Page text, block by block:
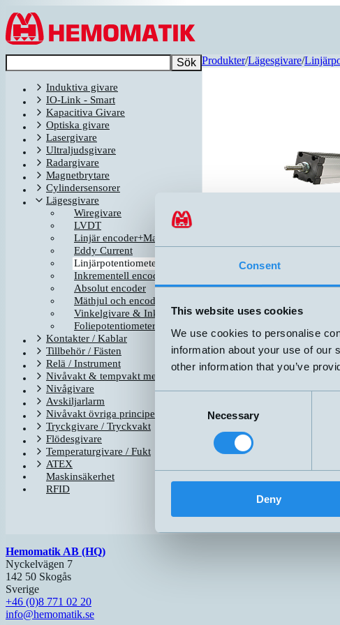
Consent
This website uses cookies
We use cookies to personalise
information about your use of our
other information that you’ve
Selection
Necessary
Deny
Hoppa till innehållet
Sök
Induktiva givare
IO-Link - Smart
Kapacitiva Givare
Optiska givare
Lasergivare
Ultraljudsgivare
Radargivare
Magnetbrytare
Cylindersensorer
Lägesgivare
Wiregivare
LVDT
Linjär encoder+Magnetband
Eddy Current
Linjärpotentiometer
Inkrementell encoder
Absolut encoder
Mäthjul och encodertillbehör
Vinkelgivare & Inklinometer
Foliepotentiometer
Kontakter / Kablar
Tillbehör / Fästen
Relä / Instrument
Nivåvakt & tempvakt med flottör
Nivågivare
Avskiljarlarm
Nivåvakt övriga principer
Tryckgivare / Tryckvakt
Flödesgivare
Temperaturgivare / Fukt
ATEX
Maskinsäkerhet
RFID
Produkter/Lägesgivare/
Relaterade produkter
LFR2-050-A-2M-E065
LTM-150-5K
LTM-175-A
LTM-300-5K
LTP-250-5K
LTP-400-A
Hemomatik AB (HQ)
Nyckelvägen 7
142 50 Skogås
Sverige
+46 (0)8 771 02 20
info@hemomatik.se